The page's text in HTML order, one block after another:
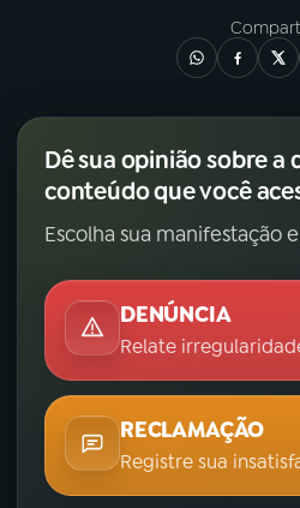
Dê sua opinião sobre a
conteúdo que você
Escolha sua manifestação
DENÚNCIA
Relate
RECLAMAÇÃO
Registre sua